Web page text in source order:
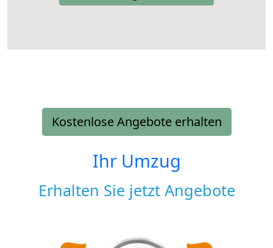
Kostenlose Angebote erhalten
Ihr Umzug
Erhalten Sie jetzt Angebote